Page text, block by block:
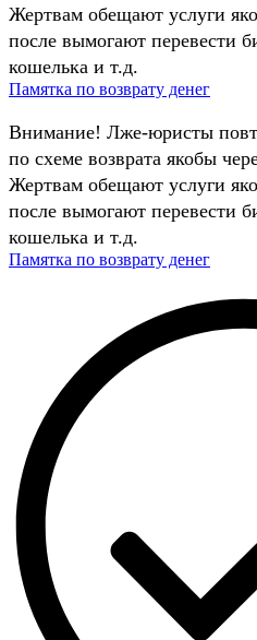
Жертвам обещают услуги
после вымогают перевести
кошелька и т.д.
Памятка по возврату денег
Внимание! Лже-юристы
по схеме возврата якобы
Жертвам обещают услуги
после вымогают перевести
кошелька и т.д.
Памятка по возврату денег